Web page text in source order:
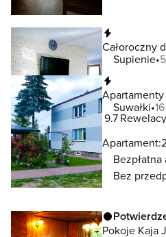
Całoroczny
Supienie
Apartamenty
Suwałki
9.7
Apartament:
Bez
Pokoje Kaja